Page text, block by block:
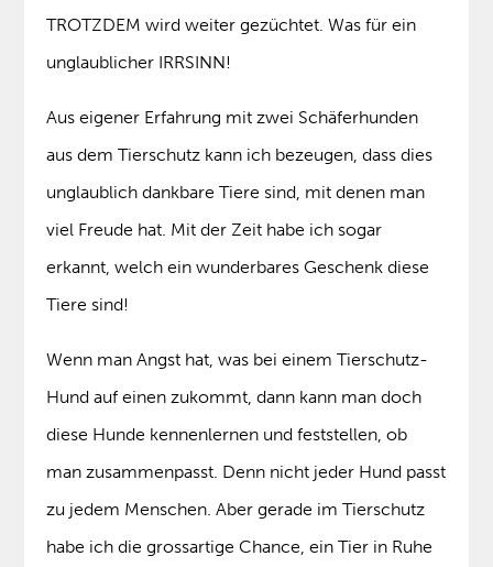
TROTZDEM wird weiter gezüchtet. Was für ein
unglaublicher IRRSINN!
Aus eigener Erfahrung mit zwei Schäferhunden
aus dem Tierschutz kann ich bezeugen, dass dies
unglaublich dankbare Tiere sind, mit denen man
viel Freude hat. Mit der Zeit habe ich sogar
erkannt, welch ein wunderbares Geschenk diese
Tiere sind!
Wenn man Angst hat, was bei einem Tierschutz-
Hund auf einen zukommt, dann kann man doch
diese Hunde kennenlernen und feststellen, ob
man zusammenpasst. Denn nicht jeder Hund passt
zu jedem Menschen. Aber gerade im Tierschutz
habe ich die grossartige Chance, ein Tier in Ruhe